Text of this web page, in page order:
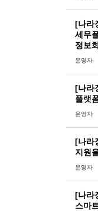
[나라
세무
정보
운영자
[나라
플랫
운영자
[나라
지원
운영자
[나라
스마